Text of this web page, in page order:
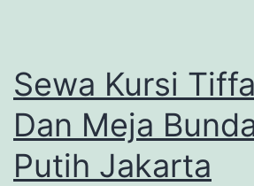
Sewa Kursi
Dan Meja
Putih Jakarta